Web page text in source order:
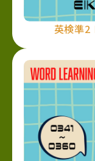
英検準